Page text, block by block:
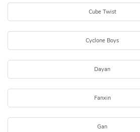
Cube Twist
Cyclone Boys
Dayan
Fanxin
Gan